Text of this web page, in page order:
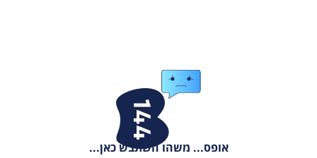
אופס... משהו השתבש כאן...